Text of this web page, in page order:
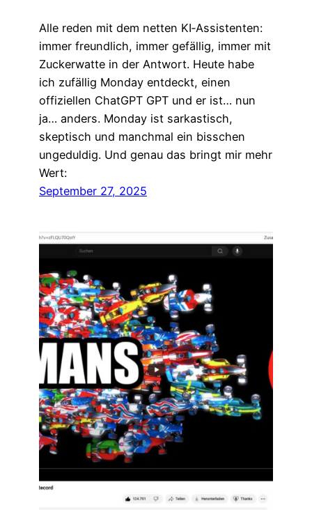
Alle reden mit dem netten KI‑Assistenten:
immer freundlich, immer gefällig, immer mit
Zuckerwatte in der Antwort. Heute habe
ich zufällig Monday entdeckt, einen
offiziellen ChatGPT GPT und er ist… nun
ja… anders. Monday ist sarkastisch,
skeptisch und manchmal ein bisschen
ungeduldig. Und genau das bringt mir mehr
Wert:
September 27, 2025